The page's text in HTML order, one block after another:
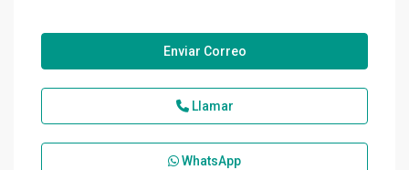
Enviar Correo
Llamar
WhatsApp